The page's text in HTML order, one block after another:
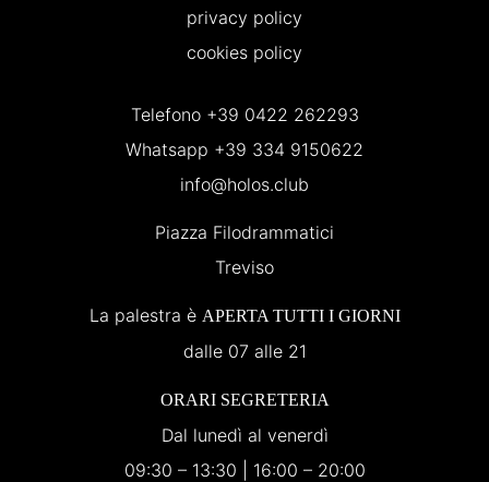
privacy policy
cookies policy
Telefono +39 0422 262293
Whatsapp +39 334 9150622
info@holos.club
Piazza Filodrammatici
Treviso
La palestra è APERTA TUTTI I GIORNI
dalle 07 alle 21
ORARI SEGRETERIA
Dal lunedì al venerdì
09:30 – 13:30 | 16:00 – 20:00